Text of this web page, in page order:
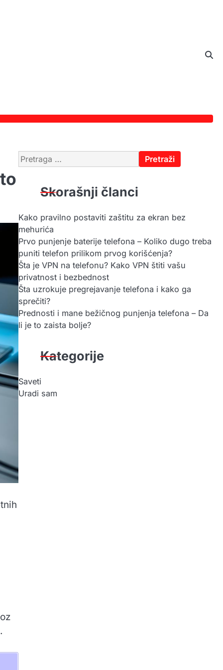
Pretraga
za:
Skorašnji članci
Kako pravilno postaviti zaštitu za ekran bez
mehurića
Prvo punjenje baterije telefona – Koliko dugo treba
puniti telefon prilikom prvog korišćenja?
Šta je VPN na telefonu? Kako VPN štiti vašu
privatnost i bezbednost
Šta uzrokuje pregrejavanje telefona i kako ga
sprečiti?
Prednosti i mane bežičnog punjenja telefona – Da
li je to zaista bolje?
Kategorije
Saveti
Uradi sam